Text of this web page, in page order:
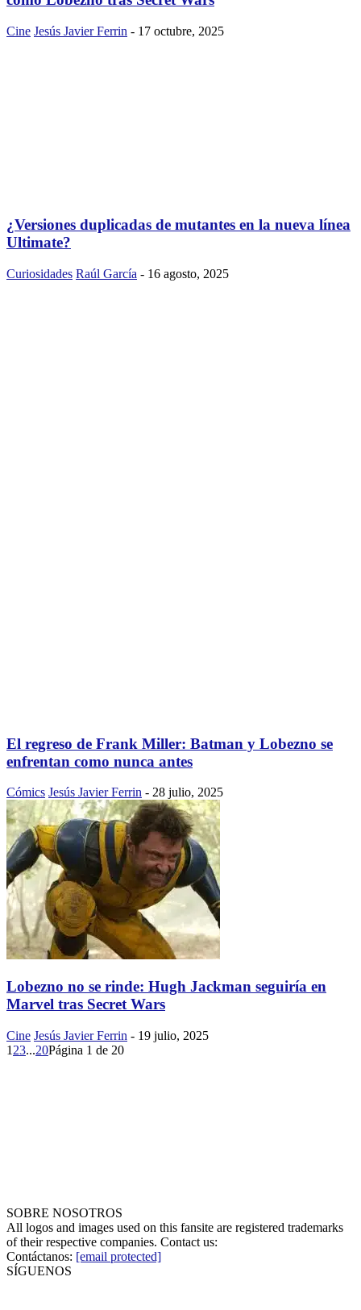
Cine Jesús Javier Ferrin - 17 octubre, 2025
¿Versiones duplicadas de mutantes en la nueva línea
Ultimate?
Curiosidades Raúl García - 16 agosto, 2025
El regreso de Frank Miller: Batman y Lobezno se
enfrentan como nunca antes
Cómics Jesús Javier Ferrin - 28 julio, 2025
Lobezno no se rinde: Hugh Jackman seguiría en
Marvel tras Secret Wars
Cine Jesús Javier Ferrin - 19 julio, 2025
1 23...20Página 1 de 20
SOBRE NOSOTROS
All logos and images used on this fansite are registered trademarks
of their respective companies. Contact us:
Contáctanos: [email protected]
SÍGUENOS